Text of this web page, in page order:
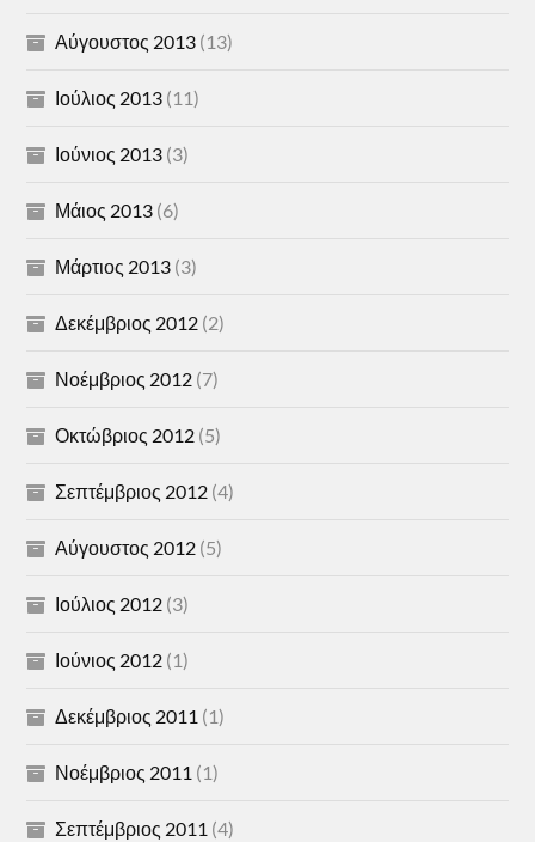
Αύγουστος 2013 (13)
Ιούλιος 2013 (11)
Ιούνιος 2013 (3)
Μάιος 2013 (6)
Μάρτιος 2013 (3)
Δεκέμβριος 2012 (2)
Νοέμβριος 2012 (7)
Οκτώβριος 2012 (5)
Σεπτέμβριος 2012 (4)
Αύγουστος 2012 (5)
Ιούλιος 2012 (3)
Ιούνιος 2012 (1)
Δεκέμβριος 2011 (1)
Νοέμβριος 2011 (1)
Σεπτέμβριος 2011 (4)